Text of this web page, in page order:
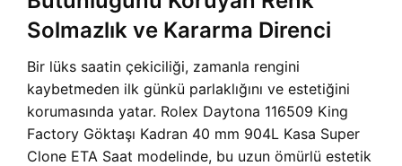
Solmazlık ve Kararma Direnci
Bir lüks saatin çekiciliği, zamanla rengini
kaybetmeden ilk günkü parlaklığını ve estetiğini
korumasında yatar. Rolex Daytona 116509 King
Factory Göktaşı Kadran 40 mm 904L Kasa Super
Clone ETA Saat modelinde, bu uzun ömürlü estetik